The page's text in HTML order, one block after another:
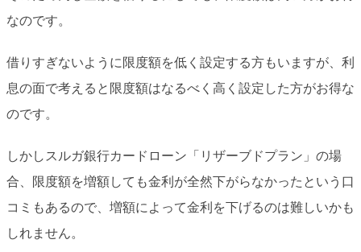
なのです。
借りすぎないように限度額を低く設定する方もいますが、利
息の面で考えると限度額はなるべく高く設定した方がお得な
のです。
しかしスルガ銀行カードローン「リザーブドプラン」の場
合、限度額を増額しても金利が全然下がらなかったという口
コミもあるので、増額によって金利を下げるのは難しいかも
しれません。